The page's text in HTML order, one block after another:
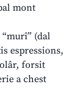
mont
(dal
espressions,
forsit
a chest